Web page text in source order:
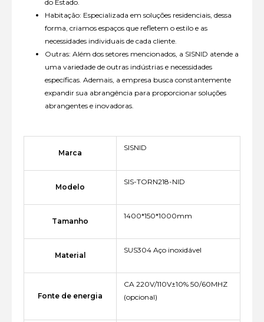
do Estado.
Habitação: Especializada em soluções residenciais, dessa
forma, criamos espaços que refletem o estilo e as
necessidades individuais de cada cliente.
Outras: Além dos setores mencionados, a SISNID atende a
uma variedade de outras indústrias e necessidades
específicas. Ademais, a empresa busca constantemente
expandir sua abrangência para proporcionar soluções
abrangentes e inovadoras.
Marca
SISNID
Modelo
SIS-TORN218-NID
Tamanho
1400*150*1000mm
Material
SUS304 Aço inoxidável
Fonte de energia
CA 220V/110V±10% 50/60MHZ
(opcional)